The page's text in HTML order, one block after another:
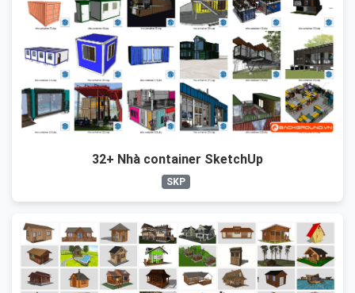
32+ Nhà container SketchUp
SKP